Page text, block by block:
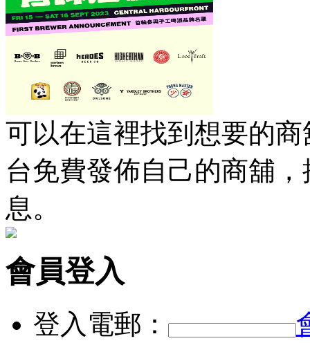
可以在這裡找到想要的商
台免費發佈自己的商舖
息。
會員登入
登入電郵：